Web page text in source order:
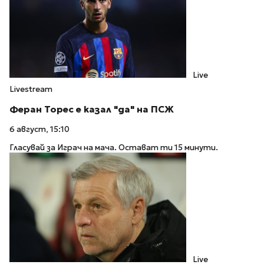
Live
Livestream
Феран Торес е казал "да" на ПСЖ
6 август, 15:10
Гласувай за Играч на мача. Остават ти 15 минути.
Live